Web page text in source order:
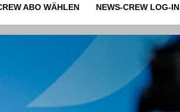
ABO WÄHLEN NEWS-CREW LOG-IN